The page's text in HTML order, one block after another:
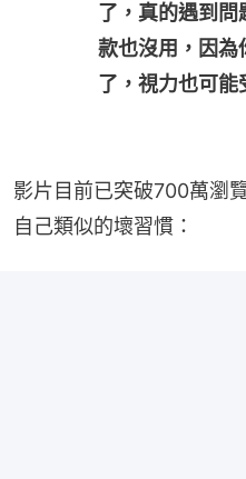
了，真的遇到問
款也沒用，因為
了，視力也可能
影片目前已突破700萬瀏
自己類似的壞習慣：